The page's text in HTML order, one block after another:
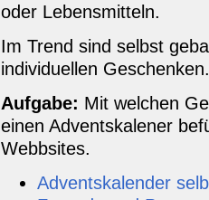
oder Lebensmitteln.
Im Trend sind selbst
individuellen Geschenken.
Aufgabe: Mit welchen
einen Adventskalener
Webbsites.
Adventskalender